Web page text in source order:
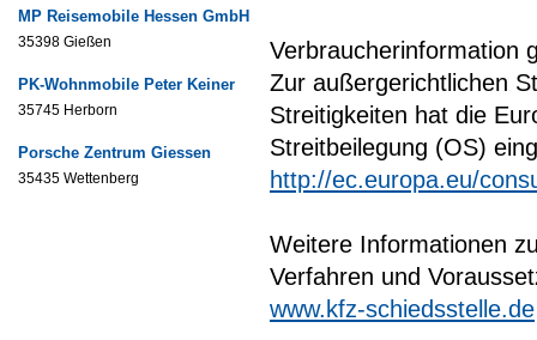
MP Reisemobile Hessen GmbH
35398 Gießen
PK-Wohnmobile Peter Keiner
35745 Herborn
Porsche Zentrum Giessen
35435 Wettenberg
Verbraucherinformation
Zur außergerichtlichen
Streitigkeiten hat die
Streitbeilegung (OS)
http://ec.europa.eu/
Weitere Informationen
Verfahren und
www.kfz-schiedsstelle.de